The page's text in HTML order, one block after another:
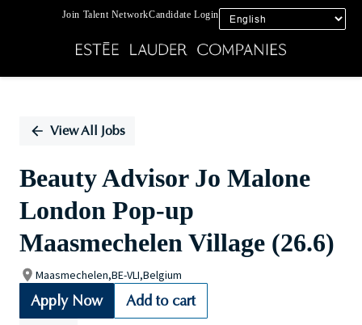
Join Talent NetworkCandidate Login
PositionView All Jobs
Beauty Advisor Jo Malone
London Pop-up
Maasmechelen Village (26.6)
Maasmechelen,BE-VLI,Belgium
Apply Now Add to cart